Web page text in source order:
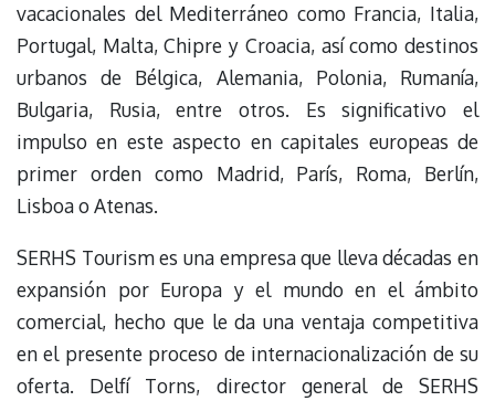
vacacionales del Mediterráneo como Francia, Italia,
Portugal, Malta, Chipre y Croacia, así como destinos
urbanos de Bélgica, Alemania, Polonia, Rumanía,
Bulgaria, Rusia, entre otros. Es significativo el
impulso en este aspecto en capitales europeas de
primer orden como Madrid, París, Roma, Berlín,
Lisboa o Atenas.
SERHS Tourism es una empresa que lleva décadas en
expansión por Europa y el mundo en el ámbito
comercial, hecho que le da una ventaja competitiva
en el presente proceso de internacionalización de su
oferta. Delfí Torns, director general de SERHS